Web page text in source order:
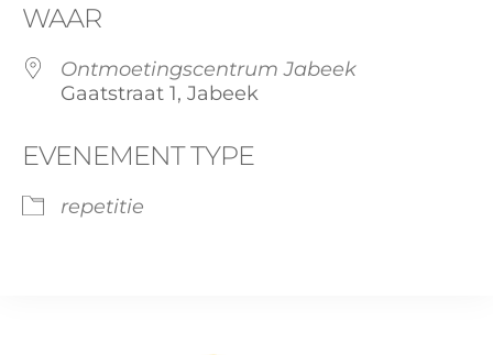
WAAR
Ontmoetingscentrum Jabeek
Gaatstraat 1, Jabeek
EVENEMENT TYPE
repetitie